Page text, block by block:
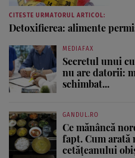
CITESTE URMATORUL ARTICOL:
Detoxifierea: alimente
MEDIAFAX
Secretul unui
nu are datorii:
schimbat...
GANDUL.RO
Ce mănâncă
fapt. Cum
cetățeanului